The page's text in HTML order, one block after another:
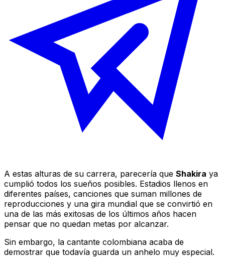
A estas alturas de su carrera, parecería que Shakira ya
cumplió todos los sueños posibles. Estadios llenos en
diferentes países, canciones que suman millones de
reproducciones y una gira mundial que se convirtió en
una de las más exitosas de los últimos años hacen
pensar que no quedan metas por alcanzar.
Sin embargo, la cantante colombiana acaba de
demostrar que todavía guarda un anhelo muy especial.